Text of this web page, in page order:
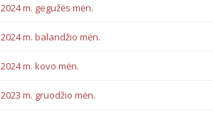
2024 m. gegužės mėn.
2024 m. balandžio mėn.
2024 m. kovo mėn.
2023 m. gruodžio mėn.